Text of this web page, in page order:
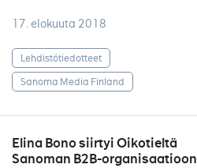
17. elokuuta 2018
Lehdistötiedotteet
Sanoma Media Finland
Elina Bono siirtyi Oikotieltä
Sanoman B2B-organisaatioon